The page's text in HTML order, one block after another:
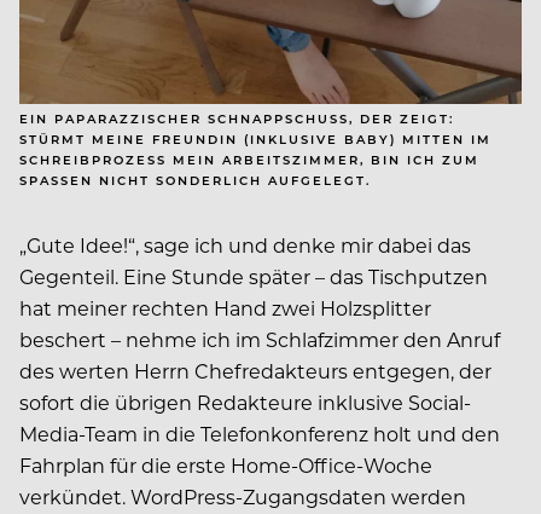
EIN PAPARAZZISCHER SCHNAPPSCHUSS, DER ZEIGT:
STÜRMT MEINE FREUNDIN (INKLUSIVE BABY) MITTEN IM
SCHREIBPROZESS MEIN ARBEITSZIMMER, BIN ICH ZUM
SPASSEN NICHT SONDERLICH AUFGELEGT.
„Gute Idee!“, sage ich und denke mir dabei das
Gegenteil. Eine Stunde später – das Tischputzen
hat meiner rechten Hand zwei Holzsplitter
beschert – nehme ich im Schlafzimmer den Anruf
des werten Herrn Chefredakteurs entgegen, der
sofort die übrigen Redakteure inklusive Social-
Media-Team in die Telefonkonferenz holt und den
Fahrplan für die erste Home-Office-Woche
verkündet. WordPress-Zugangsdaten werden